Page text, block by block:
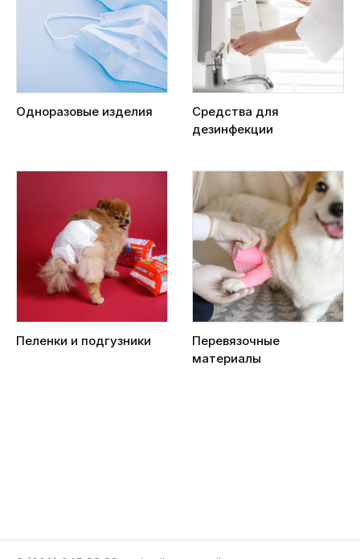
Одноразовые изделия
Средства для
дезинфекции
Пеленки и подгузники
Перевязочные
материалы